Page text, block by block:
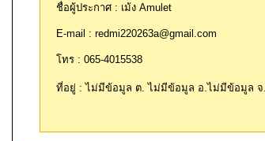
ราคา 3500
ไม่ชอบ